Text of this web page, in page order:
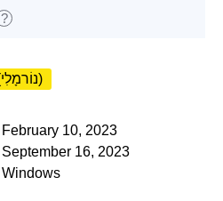
?
20 % (נוֹרמָלִי)
February 10, 2023
September 16, 2023
Windows